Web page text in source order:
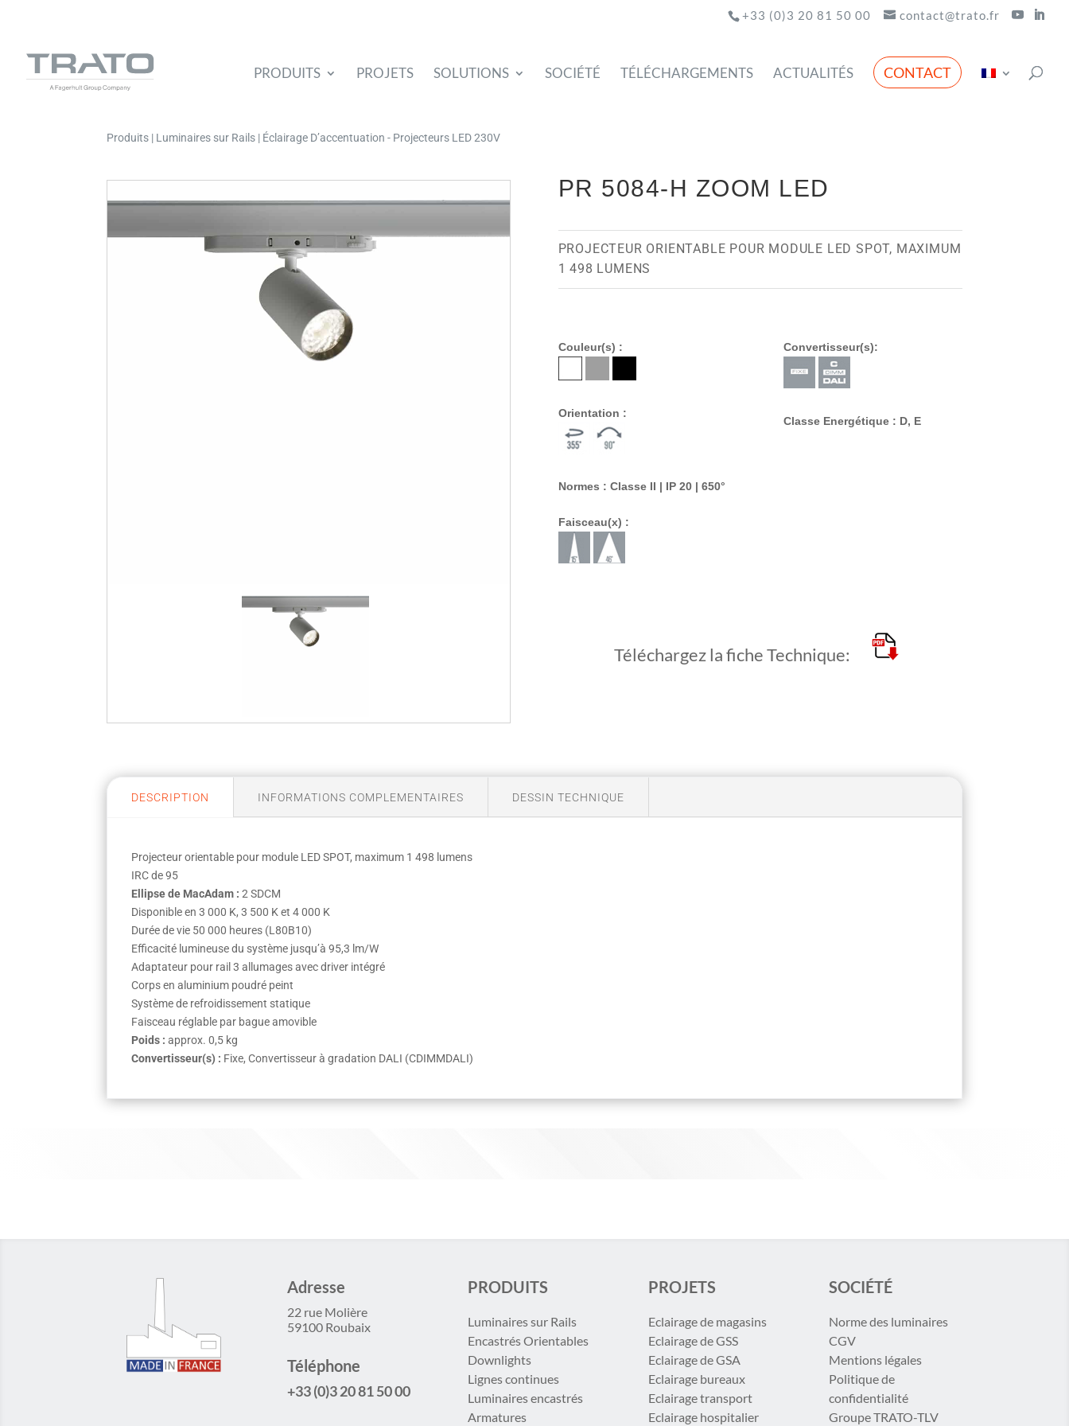
+33 (0)3 20 81 50 00 contact@trato.fr
PRODUITS PROJETS SOLUTIONS SOCIÉTÉ TÉLÉCHARGEMENTS ACTUALITÉS CONTACT
Produits | Luminaires sur Rails | Éclairage D’accentuation - Projecteurs LED 230V
PR 5084-H ZOOM LED
PROJECTEUR ORIENTABLE POUR MODULE LED SPOT, MAXIMUM
1 498 LUMENS
Couleur(s) :
Orientation :
Normes : Classe II | IP 20 | 650°
Faisceau(x) :
Convertisseur(s):
Classe Energétique : D, E
Téléchargez la fiche Technique:
DESCRIPTION INFORMATIONS COMPLEMENTAIRES DESSIN TECHNIQUE
Projecteur orientable pour module LED SPOT, maximum 1 498 lumens
IRC de 95
Ellipse de MacAdam : 2 SDCM
Disponible en 3 000 K, 3 500 K et 4 000 K
Durée de vie 50 000 heures (L80B10)
Efficacité lumineuse du système jusqu’à 95,3 lm/W
Adaptateur pour rail 3 allumages avec driver intégré
Corps en aluminium poudré peint
Système de refroidissement statique
Faisceau réglable par bague amovible
Poids : approx. 0,5 kg
Convertisseur(s) : Fixe, Convertisseur à gradation DALI (CDIMMDALI)
Adresse
22 rue Molière
59100 Roubaix
Téléphone
+33 (0)3 20 81 50 00
PRODUITS
Luminaires sur Rails
Encastrés Orientables
Downlights
Lignes continues
Luminaires encastrés
Armatures
PROJETS
Eclairage de magasins
Eclairage de GSS
Eclairage de GSA
Eclairage bureaux
Eclairage transport
Eclairage hospitalier
SOCIÉTÉ
Norme des luminaires
CGV
Mentions légales
Politique de
confidentialité
Groupe TRATO-TLV